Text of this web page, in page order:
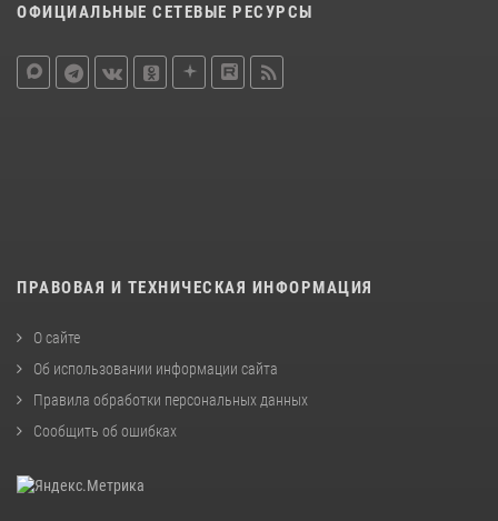
ОФИЦИАЛЬНЫЕ СЕТЕВЫЕ РЕСУРСЫ
ПРАВОВАЯ И ТЕХНИЧЕСКАЯ ИНФОРМАЦИЯ
О сайте
Об использовании информации сайта
Правила обработки персональных данных
Сообщить об ошибках